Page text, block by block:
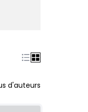
d'auteurs